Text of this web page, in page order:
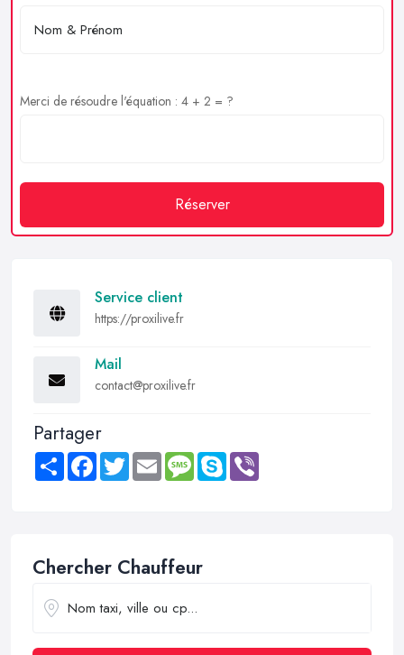
Merci de résoudre l'équation : 4 + 2 = ?
Réserver
Service client
https://proxilive.fr
Mail
contact@proxilive.fr
Partager
Share FacebookTwitter Email MessageSkype
Chercher Chauffeur